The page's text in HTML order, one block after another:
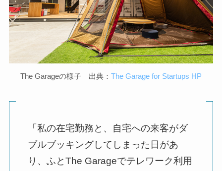
The Garageの様子 出典： The Garage for Startups HP
「私の在宅勤務と、自宅への来客がダ
ブルブッキングしてしまった日があ
り、ふとThe Garageでテレワーク利用